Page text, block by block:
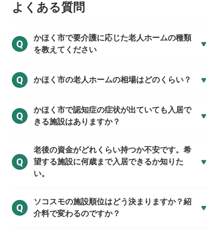
よくある質問
Q
かほく市で要介護に応じた老人ホームの種類
を教えてください
Q かほく市の老人ホームの相場はどのくらい？
Q
かほく市で認知症の症状が出ていても入居で
きる施設はありますか？
Q
老後の資金がどれくらい持つか不安です。希
望する施設に何歳まで入居できるか知りた
い。
Q
ソコスモの施設順位はどう決まりますか？紹
介料で変わるのですか？